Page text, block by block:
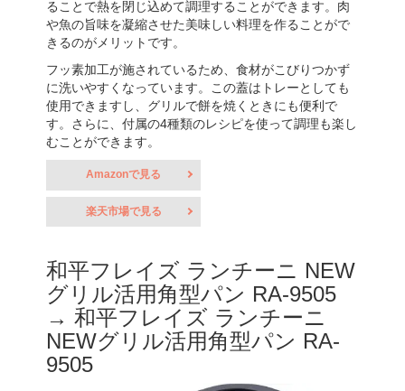
ることで熱を閉じ込めて調理することができます。肉
や魚の旨味を凝縮させた美味しい料理を作ることがで
きるのがメリットです。
フッ素加工が施されているため、食材がこびりつかず
に洗いやすくなっています。この蓋はトレーとしても
使用できますし、グリルで餅を焼くときにも便利で
す。さらに、付属の4種類のレシピを使って調理も楽し
むことができます。
Amazonで見る
楽天市場で見る
和平フレイズ ランチーニ NEW
グリル活用角型パン RA-9505
→ 和平フレイズ ランチーニ
NEWグリル活用角型パン RA-
9505